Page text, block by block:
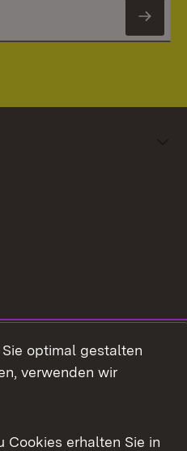
optimal gestalten
verwenden wir
Cookies erhalten Sie in